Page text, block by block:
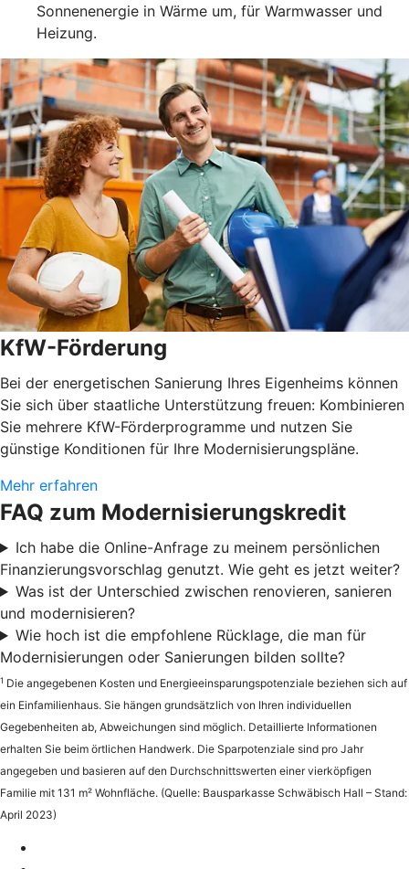
Sonnenenergie in Wärme um, für Warmwasser und
Heizung.
KfW-Förderung
Bei der energetischen Sanierung Ihres Eigenheims können
Sie sich über staatliche Unterstützung freuen: Kombinieren
Sie mehrere KfW-Förderprogramme und nutzen Sie
günstige Konditionen für Ihre Modernisierungspläne.
Mehr erfahren
FAQ zum Modernisierungskredit
Ich habe die Online-Anfrage zu meinem persönlichen
Finanzierungsvorschlag genutzt. Wie geht es jetzt weiter?
Was ist der Unterschied zwischen renovieren, sanieren
und modernisieren?
Wie hoch ist die empfohlene Rücklage, die man für
Modernisierungen oder Sanierungen bilden sollte?
1 Die angegebenen Kosten und Energieeinsparungspotenziale beziehen sich auf
ein Einfamilienhaus. Sie hängen grundsätzlich von Ihren individuellen
Gegebenheiten ab, Abweichungen sind möglich. Detaillierte Informationen
erhalten Sie beim örtlichen Handwerk. Die Sparpotenziale sind pro Jahr
angegeben und basieren auf den Durchschnittswerten einer vierköpfigen
Familie mit 131 m² Wohnfläche. (Quelle: Bausparkasse Schwäbisch Hall – Stand:
April 2023)